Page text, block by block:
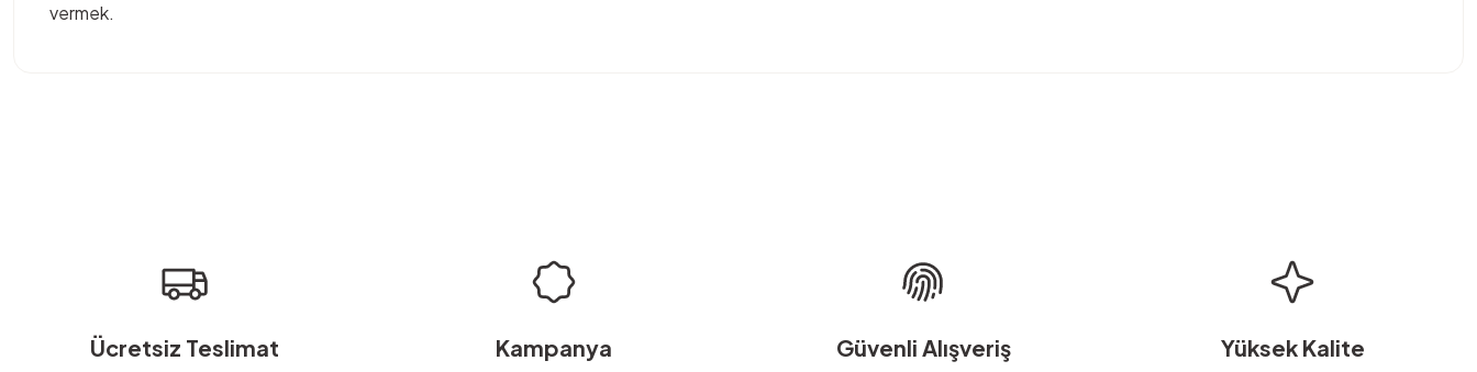
vermek.
Bu ürüne benzer farklı alternatifler olmalı.
Ücretsiz Teslimat Kampanya Güvenli Alışveriş Yüksek Kalite